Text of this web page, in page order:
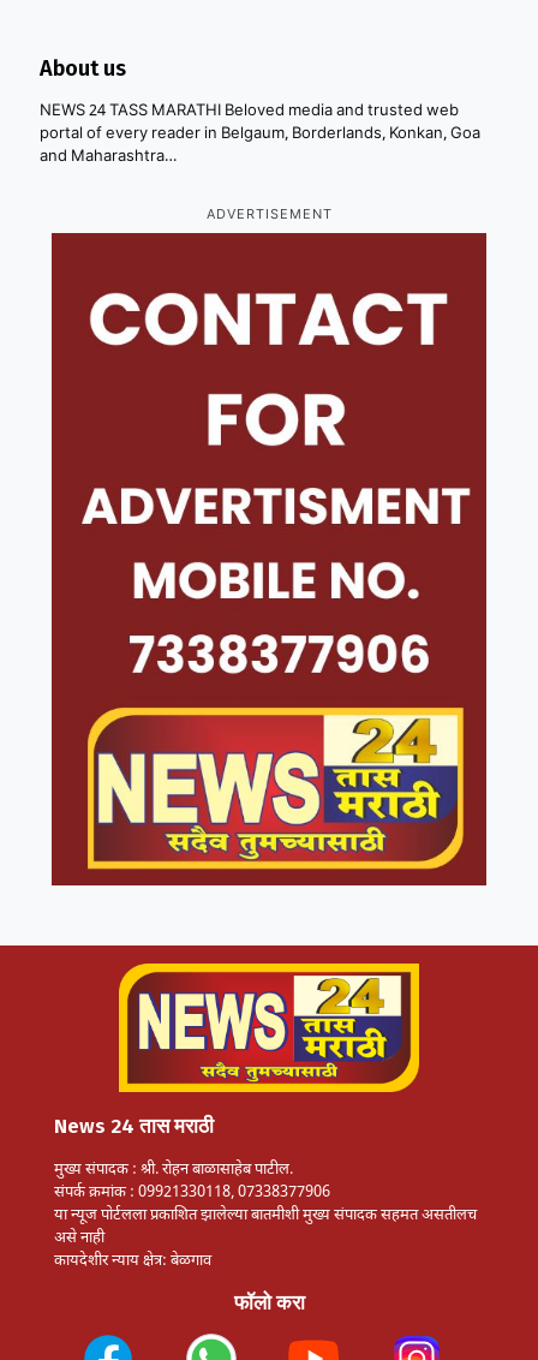
About us
NEWS 24 TASS MARATHI Beloved media and trusted web
portal of every reader in Belgaum, Borderlands, Konkan, Goa
and Maharashtra…
ADVERTISEMENT
News 24 तास मराठी
मुख्य संपादक : श्री. रोहन बाळासाहेब पाटील.
संपर्क क्रमांक : 09921330118, 07338377906
या न्यूज पोर्टलला प्रकाशित झालेल्या बातमीशी मुख्य संपादक सहमत असतीलच
असे नाही
कायदेशीर न्याय क्षेत्र: बेळगाव
फॉलो करा